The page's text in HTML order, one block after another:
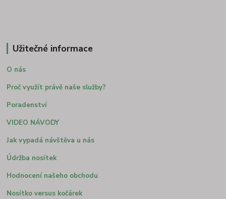
Užitečné informace
O nás
Proč využít právě naše služby?
Poradenství
VIDEO NÁVODY
Jak vypadá návštěva u nás
Údržba nosítek
Hodnocení našeho obchodu
Nosítko versus kočárek